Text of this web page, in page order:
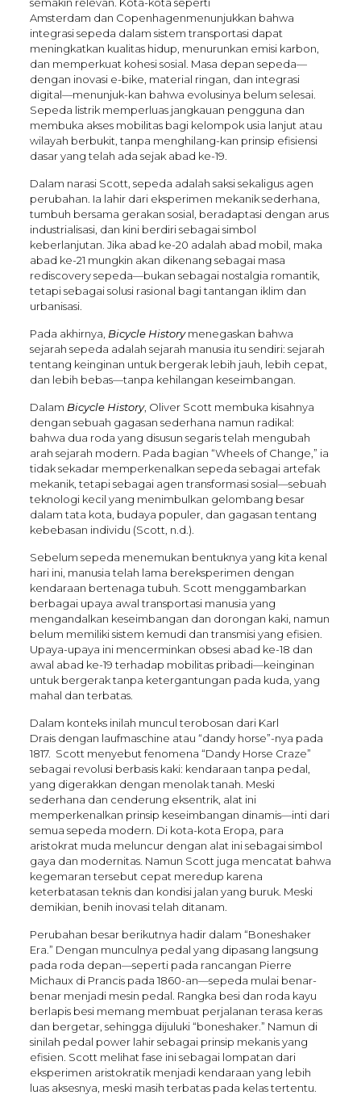
Amsterdam dan Copenhagenmenunjukkan bahwa
integrasi sepeda dalam sistem transportasi dapat
meningkatkan kualitas hidup, menurunkan emisi karbon,
dan memperkuat kohesi sosial. Masa depan sepeda—
dengan inovasi e-bike, material ringan, dan integrasi
digital—menunjuk-kan bahwa evolusinya belum selesai.
Sepeda listrik memperluas jangkauan pengguna dan
membuka akses mobilitas bagi kelompok usia lanjut atau
wilayah berbukit, tanpa menghilang-kan prinsip efisiensi
dasar yang telah ada sejak abad ke-19.
Dalam narasi Scott, sepeda adalah saksi sekaligus agen
perubahan. Ia lahir dari eksperimen mekanik sederhana,
tumbuh bersama gerakan sosial, beradaptasi dengan arus
industrialisasi, dan kini berdiri sebagai simbol
keberlanjutan. Jika abad ke-20 adalah abad mobil, maka
abad ke-21 mungkin akan dikenang sebagai masa
rediscovery sepeda—bukan sebagai nostalgia romantik,
tetapi sebagai solusi rasional bagi tantangan iklim dan
urbanisasi.
Pada akhirnya, Bicycle Historymenegaskan bahwa
sejarah sepeda adalah sejarah manusia itu sendiri: sejarah
tentang keinginan untuk bergerak lebih jauh, lebih cepat,
dan lebih bebas—tanpa kehilangan keseimbangan.
Dalam Bicycle History, Oliver Scott membuka kisahnya
dengan sebuah gagasan sederhana namun radikal:
bahwa dua roda yang disusun segaris telah mengubah
arah sejarah modern. Pada bagian “Wheels of Change,” ia
tidak sekadar memperkenalkan sepeda sebagai artefak
mekanik, tetapi sebagai agen transformasi sosial—sebuah
teknologi kecil yang menimbulkan gelombang besar
dalam tata kota, budaya populer, dan gagasan tentang
kebebasan individu (Scott, n.d.).
Sebelum sepeda menemukan bentuknya yang kita kenal
hari ini, manusia telah lama bereksperimen dengan
kendaraan bertenaga tubuh. Scott menggambarkan
berbagai upaya awal transportasi manusia yang
mengandalkan keseimbangan dan dorongan kaki, namun
belum memiliki sistem kemudi dan transmisi yang efisien.
Upaya-upaya ini mencerminkan obsesi abad ke-18 dan
awal abad ke-19 terhadap mobilitas pribadi—keinginan
untuk bergerak tanpa ketergantungan pada kuda, yang
mahal dan terbatas.
Dalam konteks inilah muncul terobosan dari Karl
Drais dengan laufmaschine atau “dandy horse”-nya pada
1817. Scott menyebut fenomena “Dandy Horse Craze”
sebagai revolusi berbasis kaki: kendaraan tanpa pedal,
yang digerakkan dengan menolak tanah. Meski
sederhana dan cenderung eksentrik, alat ini
memperkenalkan prinsip keseimbangan dinamis—inti dari
semua sepeda modern. Di kota-kota Eropa, para
aristokrat muda meluncur dengan alat ini sebagai simbol
gaya dan modernitas. Namun Scott juga mencatat bahwa
kegemaran tersebut cepat meredup karena
keterbatasan teknis dan kondisi jalan yang buruk. Meski
demikian, benih inovasi telah ditanam.
Perubahan besar berikutnya hadir dalam “Boneshaker
Era.” Dengan munculnya pedal yang dipasang langsung
pada roda depan—seperti pada rancangan Pierre
Michaux di Prancis pada 1860-an—sepeda mulai benar-
benar menjadi mesin pedal. Rangka besi dan roda kayu
berlapis besi memang membuat perjalanan terasa keras
dan bergetar, sehingga dijuluki “boneshaker.” Namun di
sinilah pedal power lahir sebagai prinsip mekanis yang
efisien. Scott melihat fase ini sebagai lompatan dari
eksperimen aristokratik menjadi kendaraan yang lebih
luas aksesnya, meski masih terbatas pada kelas tertentu.